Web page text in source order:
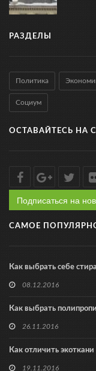
РАЗДЕЛЫ
Политика
Социум
ОСТАВАЙТЕСЬ НА
Подписаться на
САМОЕ
Как выбрать себе
08.12.2016
Как выбрать
26.11.2016
Как отличить экоткани
19.11.2016